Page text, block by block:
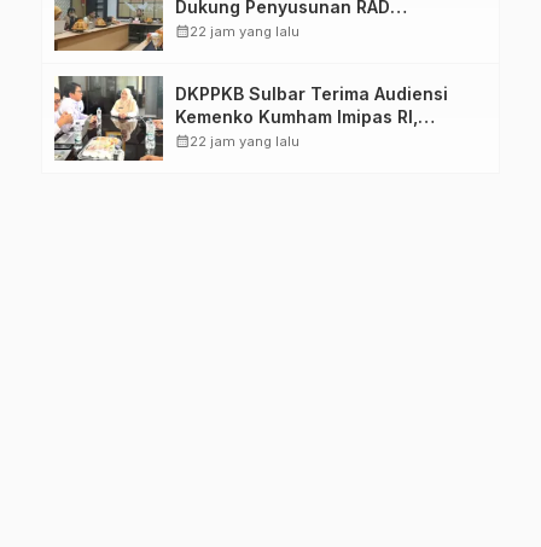
Dukung Penyusunan RAD
TPB/SDGs Sulawesi Barat
calendar_month22 jam yang lalu
DKPPKB Sulbar Terima Audiensi
Kemenko Kumham Imipas RI,
Perkuat Pelayanan Kesehatan bagi
calendar_month22 jam yang lalu